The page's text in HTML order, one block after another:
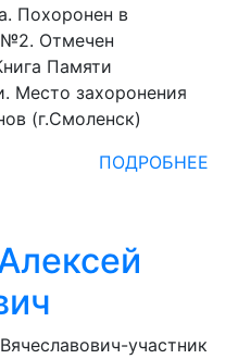
Похоронен в
Отмечен
Памяти
Место захоронения
(г.Смоленск)
ПОДРОБНЕЕ
участник